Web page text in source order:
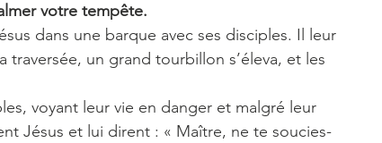
tempête.
dans une barque avec ses disciples. Il leur
traversée, un grand tourbillon s’éleva, et les
voyant leur vie en danger et malgré leur
Jésus et lui dirent : « Maître, ne te soucies-